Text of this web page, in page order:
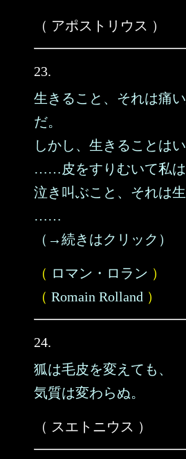
（ アポストリウス ）
23.
生きること、それは痛
だ。
しかし、生きることはい
……皮をすりむいて私は
泣き叫ぶこと、それは生
……
（→続きはクリック）
（ ロマン・ロラン ）
（ Romain Rolland ）
24.
狐は毛皮を変えても、
気質は変わらぬ。
（ スエトニウス ）